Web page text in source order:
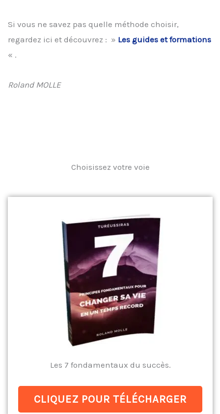
Si vous ne savez pas quelle méthode choisir,
regardez ici et découvrez : » Les guides et formations
« .
Roland MOLLE
Choisissez votre voie
Les 7 fondamentaux du succès.
CLIQUEZ POUR TÉLÉCHARGER